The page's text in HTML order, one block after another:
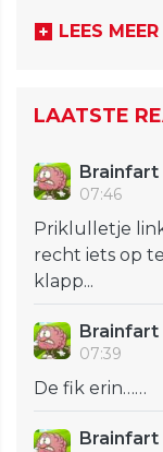
LEES MEER
LAATSTE
Brainfart
07:46
Priklulletje
recht iets op
klapp...
Brainfart
07:39
De fik erin……
Brainfart